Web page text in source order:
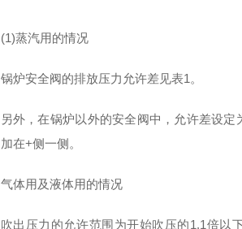
(1)蒸汽用的情况
锅炉安全阀的排放压力允许差见表1。
另外，在锅炉以外的安全阀中，允许差设
加在+侧一侧。
气体用及液体用的情况
吹出压力的允许范围为开始吹压的1.1倍以